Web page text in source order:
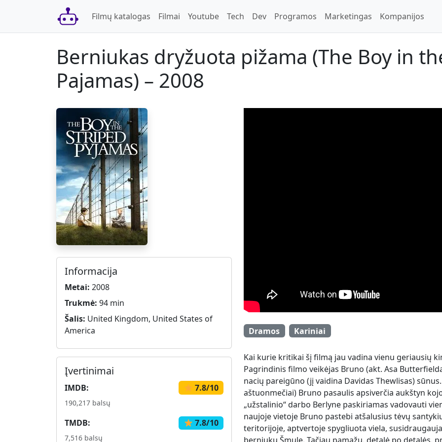
Filmų katalogas
Filmai Youtube Tech Dev Programos Marketingas Kompanijos
Berniukas dryžuota pižama (The Boy in
Pajamas) – 2008
Informacija
Metai: 2008
Trukmė: 94 min
Šalis: United Kingdom, United States of
America
Įvertinimai
IMDB: 7.8/10
190,217 balsų
TMDB: 7.8/10
7,516 balsų
Dramos Kariniai
Kai kurie kritikai šį filmą jau vadina vienu geriausių
Pagrindinis filmo veikėjas Bruno (akt. Asa
nacių pareigūno (jį vaidina Davidas Thewlisas)
aštuonmečiai) Bruno pasaulis apsiverčia aukštyn
„užstalinio“ darbo Berlyne paskiriamas vadovauti
naujoje vietoje Bruno pastebi atšalusius tėvų
teritorijoje, aptvertoje spygliuota viela,